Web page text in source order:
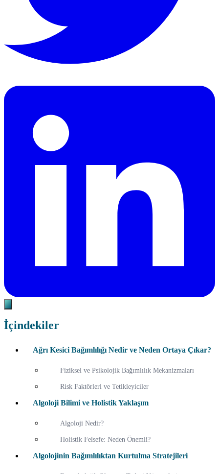
İçindekiler
Ağrı Kesici Bağımlılığı Nedir ve Neden Ortaya Çıkar?
Fiziksel ve Psikolojik Bağımlılık Mekanizmaları
Risk Faktörleri ve Tetikleyiciler
Algoloji Bilimi ve Holistik Yaklaşım
Algoloji Nedir?
Holistik Felsefe: Neden Önemli?
Algolojinin Bağımlılıktan Kurtulma Stratejileri